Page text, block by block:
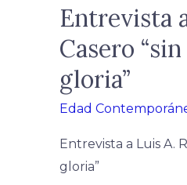
Entrevista
Casero
gloria”
Edad
Entrevista a Luis A.
gloria”
gloria”